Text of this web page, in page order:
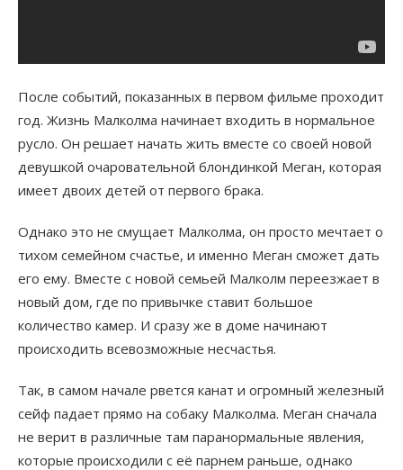
После событий, показанных в первом фильме проходит
год. Жизнь Малколма начинает входить в нормальное
русло. Он решает начать жить вместе со своей новой
девушкой очаровательной блондинкой Меган, которая
имеет двоих детей от первого брака.
Однако это не смущает Малколма, он просто мечтает о
тихом семейном счастье, и именно Меган сможет дать
его ему. Вместе с новой семьей Малколм переезжает в
новый дом, где по привычке ставит большое
количество камер. И сразу же в доме начинают
происходить всевозможные несчастья.
Так, в самом начале рвется канат и огромный железный
сейф падает прямо на собаку Малколма. Меган сначала
не верит в различные там паранормальные явления,
которые происходили с её парнем раньше, однако